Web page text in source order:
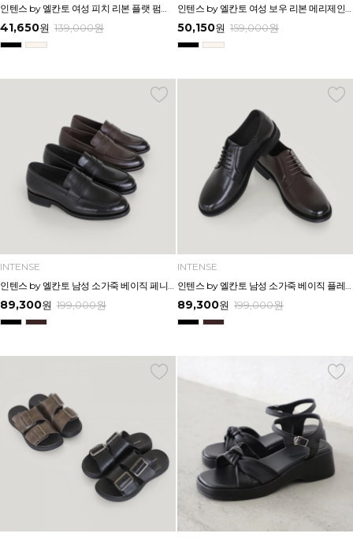
41,650원 139,000원 50,150원 159,000원
INTENSE
89,300원 199,000원
INTENSE
89,300원 199,000원